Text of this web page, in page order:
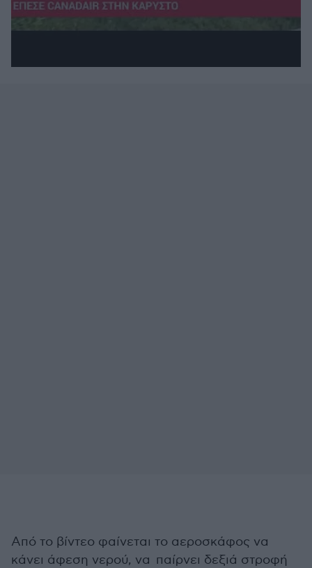
Από το βίντεο φαίνεται το αεροσκάφος να
κάνει άφεση νερού, να παίρνει δεξιά στροφή